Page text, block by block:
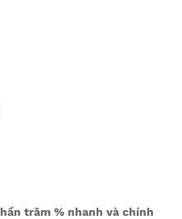
trăm % nhanh và chính